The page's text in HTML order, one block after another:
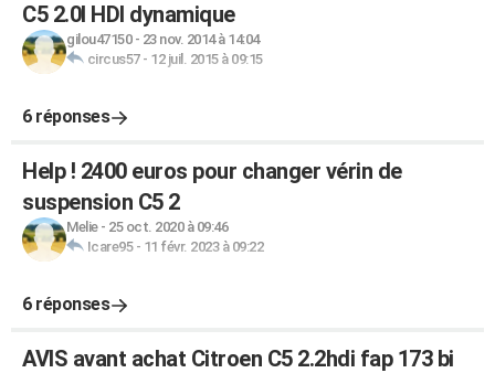
C5 2.0l HDI dynamique
gilou47150- 23 nov. 2014 à 14:04
circus57- 12 juil. 2015 à 09:15
6 réponses
Help ! 2400 euros pour changer vérin de
suspension C5 2
Melie- 25 oct. 2020 à 09:46
Icare95- 11 févr. 2023 à 09:22
6 réponses
AVIS avant achat Citroen C5 2.2hdi fap 173 bi